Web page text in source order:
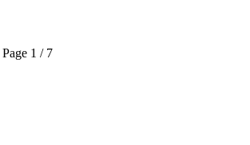
Page 1 / 7